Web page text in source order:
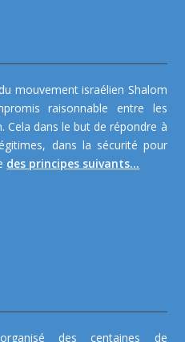
mouvement israélien Shalom
raisonnable entre les
Cela dans le but de répondre à
dans la sécurité pour
des principes suivants...
des centaines de